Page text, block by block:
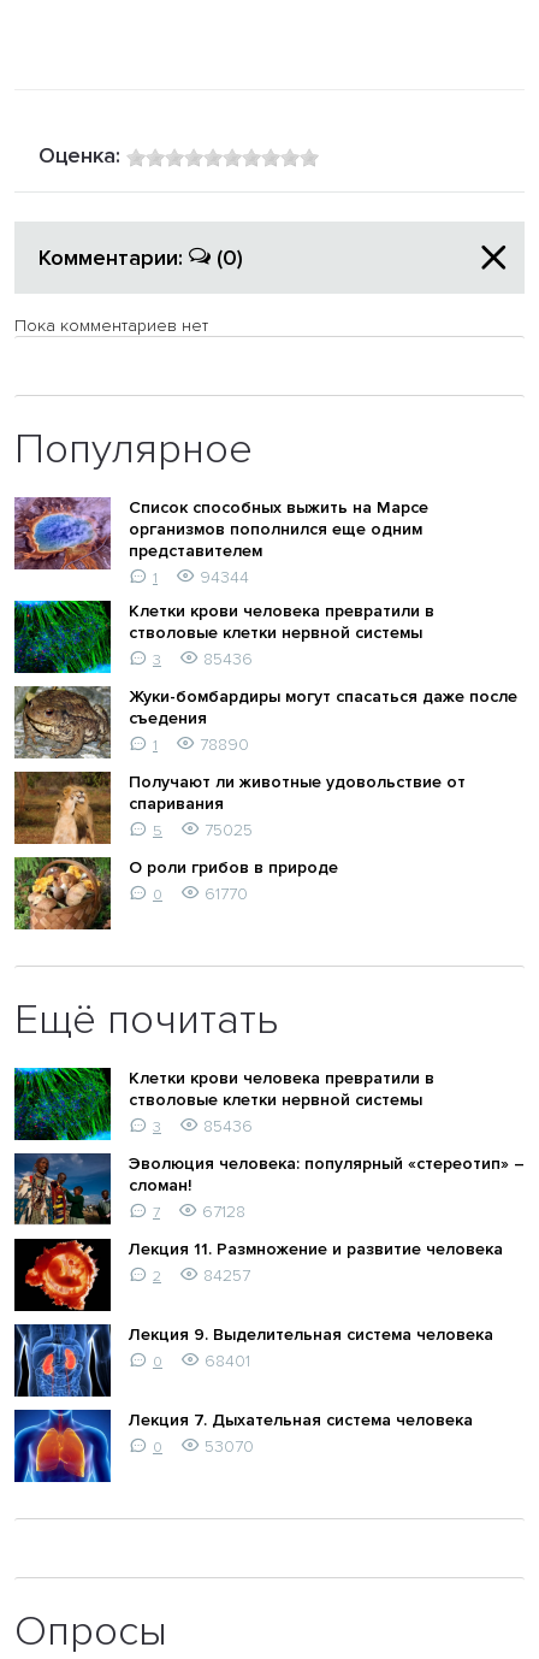
Оценка:
Комментарии: (0)
Пока комментариев нет
Популярное
Список способных выжить на Марсе
организмов пополнился еще одним
представителем
1
94344
Клетки крови человека превратили в
стволовые клетки нервной системы
3
85436
Жуки-бомбардиры могут спасаться даже после
съедения
1
78890
Получают ли животные удовольствие от
спаривания
5
75025
О роли грибов в природе
0 61770
Ещё почитать
Клетки крови человека превратили в
стволовые клетки нервной системы
3
85436
Эволюция человека: популярный «стереотип» –
сломан!
7
67128
Лекция 11. Размножение и развитие человека
2 84257
Лекция 9. Выделительная система человека
0 68401
Лекция 7. Дыхательная система человека
0 53070
Опросы